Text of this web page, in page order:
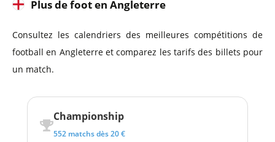
Plus de foot en Angleterre
Consultez les calendriers des meilleures compétitions de
football en Angleterre et comparez les tarifs des billets pour
un match.
Championship
552 matchs dès 20 €